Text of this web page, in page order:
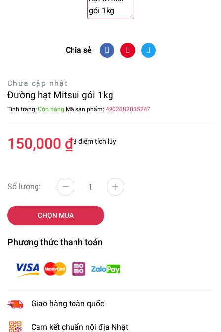
Chia sẻ
Chưa cập nhật
Đường hạt Mitsui gói 1kg
Tình trạng: Còn hàng Mã sản phẩm: 4902882035247
150,000 ₫3 điểm tích lũy
Số lượng:
CHỌN MUA
Phương thức thanh toán
Giao hàng toàn quốc
Cam kết chuẩn nội địa Nhật